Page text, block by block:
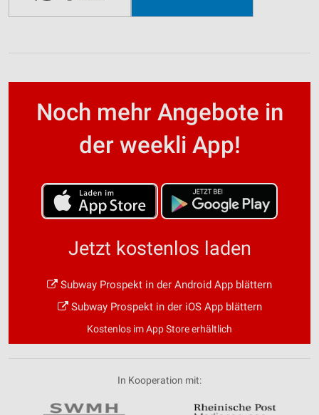
Noch mehr Angebote in
der weekli App!
Jetzt kostenlos laden
Subway Prospekt in der Android App blättern
Subway Prospekt in der iOS App blättern
Kostenlos im App Store erhältlich
In Kooperation mit: